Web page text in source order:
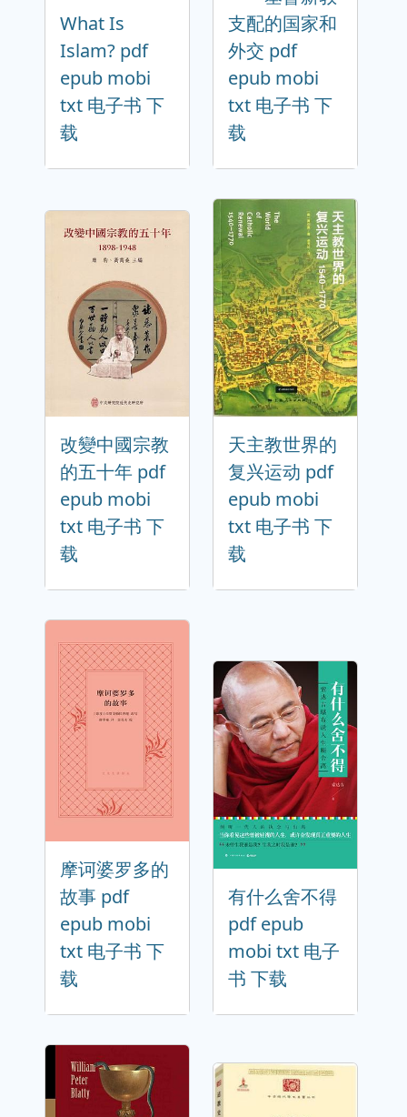
What Is
Islam? pdf
epub mobi
txt 电子书 下
载
支配的国家和
外交 pdf
epub mobi
txt 电子书 下
载
改變中國宗教
的五十年 pdf
epub mobi
txt 电子书 下
载
天主教世界的
复兴运动 pdf
epub mobi
txt 电子书 下
载
摩诃婆罗多的
故事 pdf
epub mobi
txt 电子书 下
载
有什么舍不得
pdf epub
mobi txt 电子
书 下载